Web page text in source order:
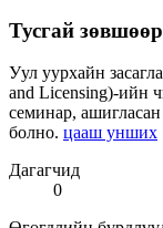
Тусгай
Уул уурхайн
and Licensing)-ийн
семинар,
болно. цааш унших
Дагагчид
0